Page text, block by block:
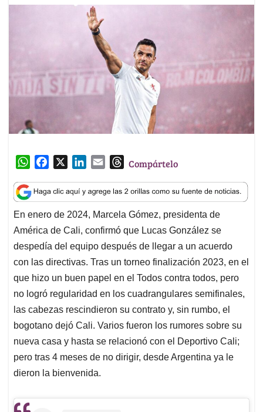
W
a
t
s
A
p
p
c
e
b
o
o
k
n
k
e
d
I
n
a
i
l
T
r
e
a
d
s
Compártelo
En enero de 2024, Marcela Gómez, presidenta de
América de Cali, confirmó que Lucas González se
despedía del equipo después de llegar a un acuerdo
con las directivas. Tras un torneo finalización 2023, en el
que hizo un buen papel en el Todos contra todos, pero
no logró regularidad en los cuadrangulares semifinales,
las cabezas rescindieron su contrato y, sin rumbo, el
bogotano dejó Cali. Varios fueron los rumores sobre su
nueva casa y hasta se relacionó con el Deportivo Cali;
pero tras 4 meses de no dirigir, desde Argentina ya le
dieron la bienvenida.